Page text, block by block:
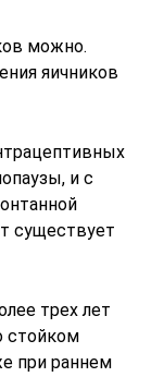
можно.
яичников
и с
существует
трех лет
стойком
при раннем